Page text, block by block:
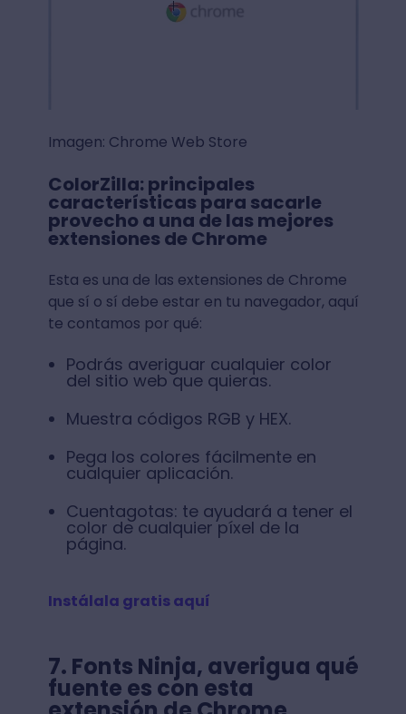
Imagen: Chrome Web Store
ColorZilla: principales
características para sacarle
provecho a una de las mejores
extensiones de Chrome
Esta es una de las extensiones de Chrome
que sí o sí debe estar en tu navegador, aquí
te contamos por qué:
Podrás averiguar cualquier color
del sitio web que quieras.
Muestra códigos RGB y HEX.
Pega los colores fácilmente en
cualquier aplicación.
Cuentagotas: te ayudará a tener el
color de cualquier píxel de la
página.
Instálala gratis aquí
7. Fonts Ninja, averigua qué
fuente es con esta